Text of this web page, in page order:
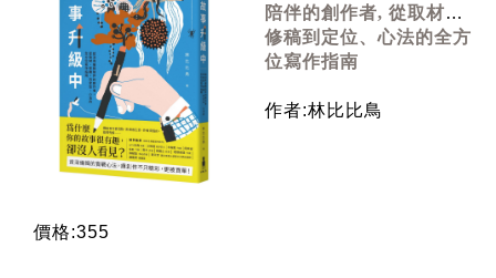
陪伴的創作者, 從取材、
修稿到定位、心法的全方
位寫作指南
作者:林比比鳥
價格:355